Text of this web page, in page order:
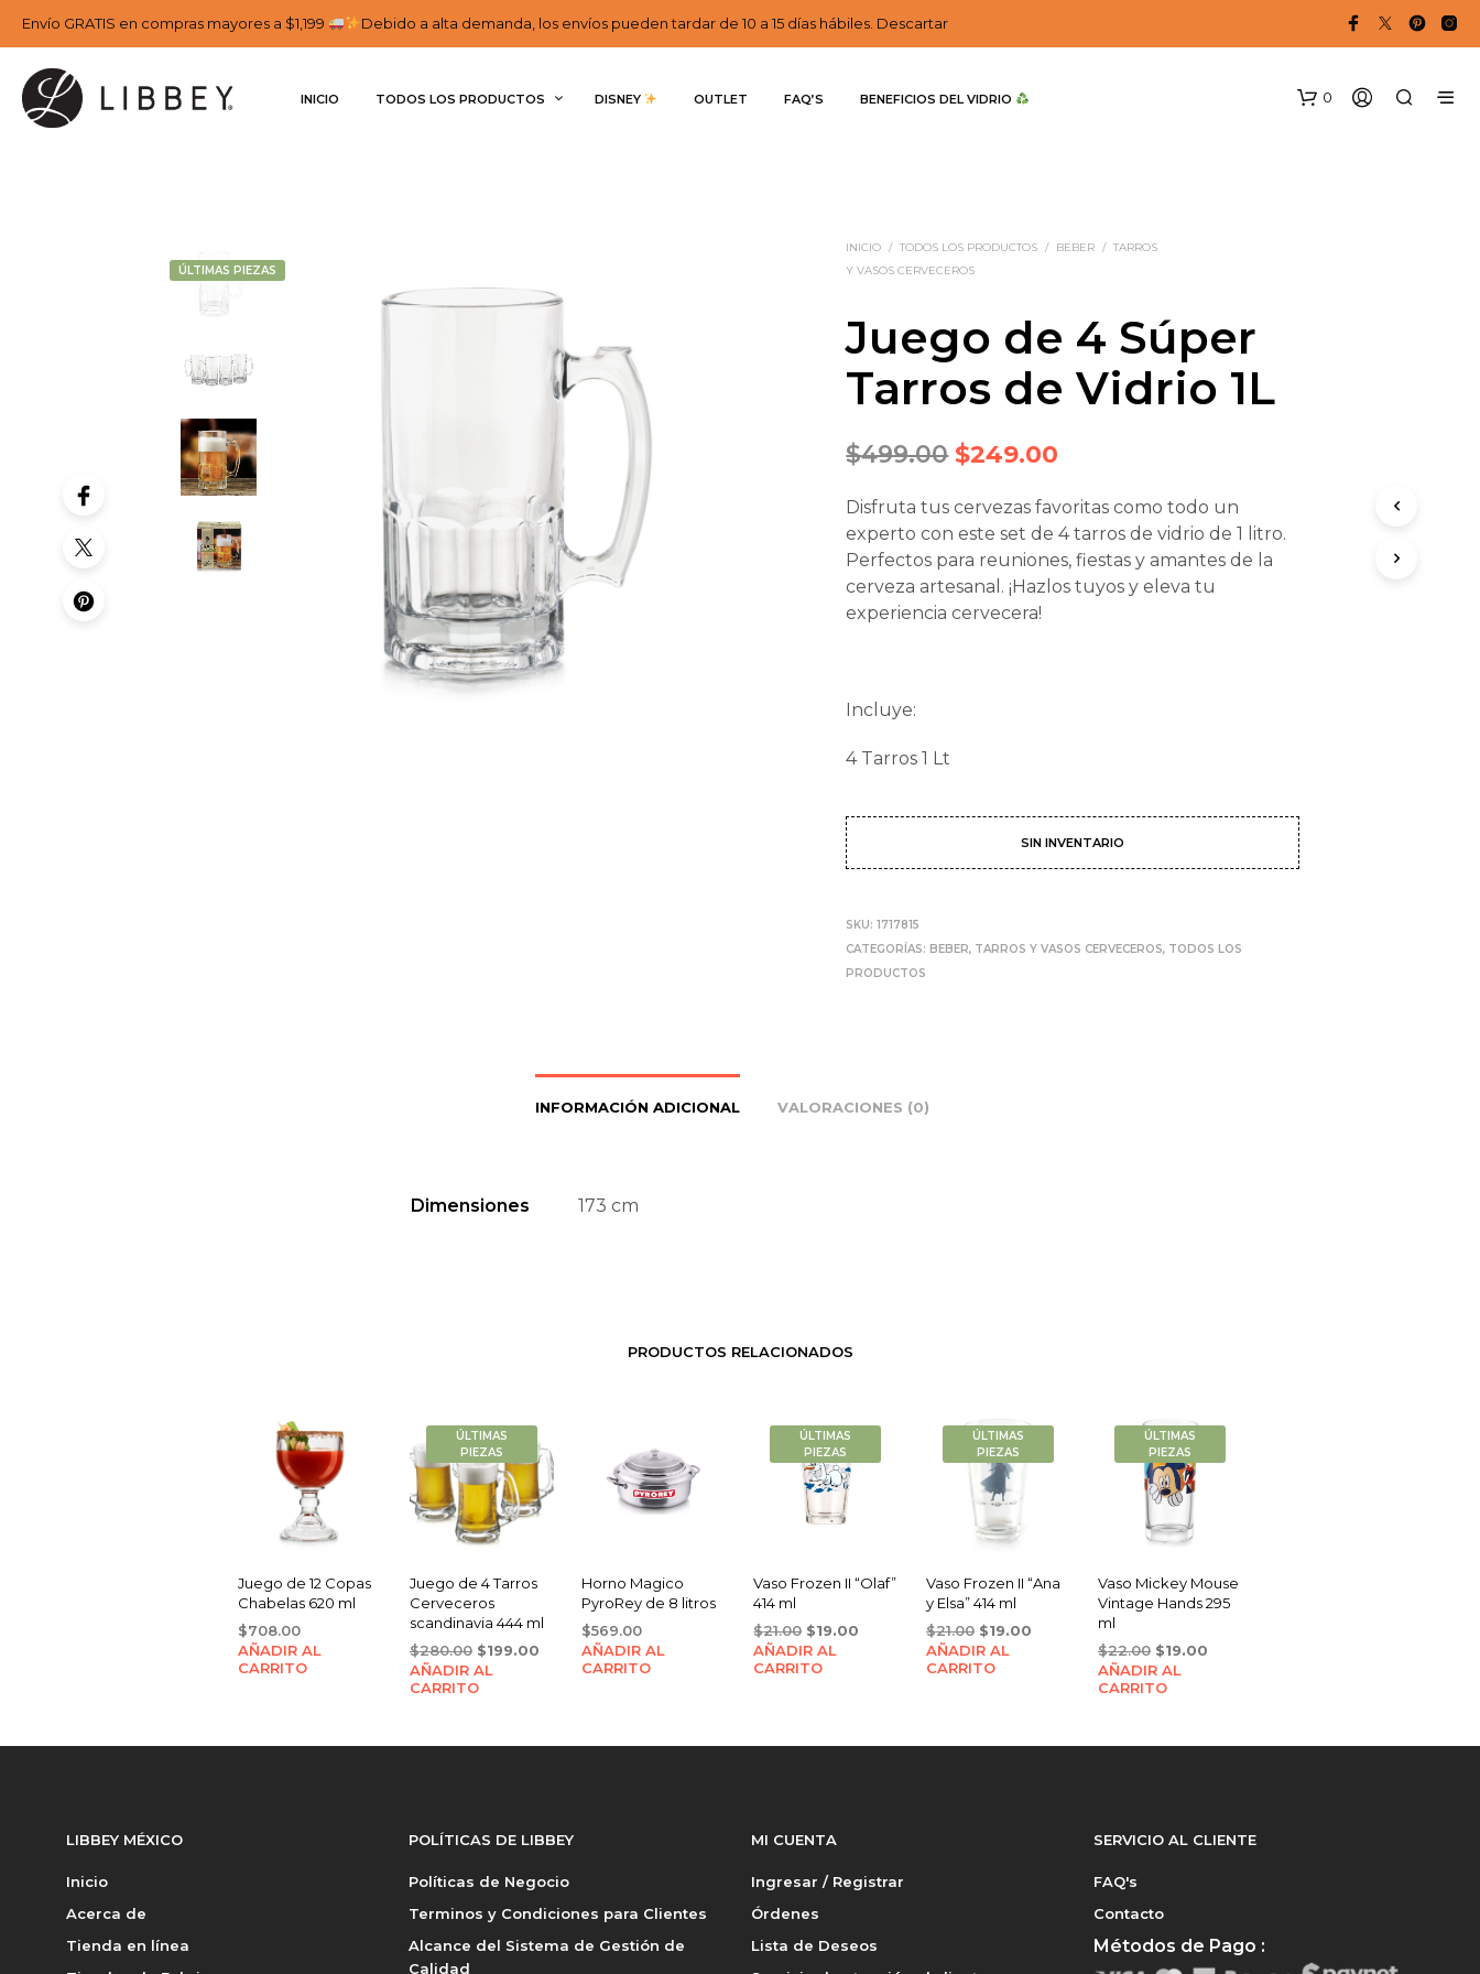
Envío GRATIS en compras mayores a $1,199 Debido a alta demanda, los envíos pueden tardar de 10 a 15 días hábiles. Descartar
INICIO TODOS LOS PRODUCTOS DISNEY OUTLET FAQ’S BENEFICIOS DEL VIDRIO 0
ÚLTIMAS PIEZAS
INICIO / TODOS LOS PRODUCTOS / BEBER / TARROS
Y VASOS CERVECEROS
Juego de 4 Súper
Tarros de Vidrio 1L
$499.00 Original
was:
$499.00.
$249.00
is:
$249.00.
Disfruta tus cervezas favoritas como todo un
experto con este set de 4 tarros de vidrio de 1 litro.
Perfectos para reuniones, fiestas y amantes de la
cerveza artesanal. ¡Hazlos tuyos y eleva tu
experiencia cervecera!
Incluye:
4 Tarros 1 Lt
SIN INVENTARIO
SKU:1717815
CATEGORÍAS: BEBER, TARROS Y VASOS CERVECEROS, TODOS LOS
PRODUCTOS
INFORMACIÓN ADICIONAL VALORACIONES (0)
Dimensiones 173 cm
PRODUCTOS RELACIONADOS
Juego de 12 Copas
Chabelas 620 ml
$708.00
AÑADIR AL
CARRITO
ÚLTIMAS
PIEZAS
Juego de 4 Tarros
Cerveceros
scandinavia 444 ml
$280.00 Original
price
was:
$199.00Current
AÑADIR AL
CARRITO
Horno Magico
PyroRey de 8 litros
$569.00
AÑADIR AL
CARRITO
ÚLTIMAS
PIEZAS
Vaso Frozen II “Olaf”
414 ml
$21.00 Original
price
was:
$19.00
AÑADIR AL
CARRITO
ÚLTIMAS
PIEZAS
Vaso Frozen II “Ana
y Elsa” 414 ml
$21.00 Original
price
was:
$19.00Current
AÑADIR AL
CARRITO
ÚLTIMAS
PIEZAS
Vaso Mickey Mouse
Vintage Hands 295
ml
$22.00 Original
price
was:
$19.00
AÑADIR AL
CARRITO
LIBBEY MÉXICO
Inicio
Acerca de
Tienda en línea
POLÍTICAS DE LIBBEY
Políticas de Negocio
Terminos y Condiciones para Clientes
Alcance del Sistema de Gestión de
Calidad
MI CUENTA
Ingresar / Registrar
Órdenes
Lista de Deseos
SERVICIO AL CLIENTE
FAQ's
Contacto
Métodos de Pago :